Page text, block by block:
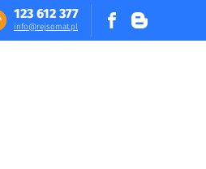
123 612 377
in​fo​@​​rej​somat​.​pl